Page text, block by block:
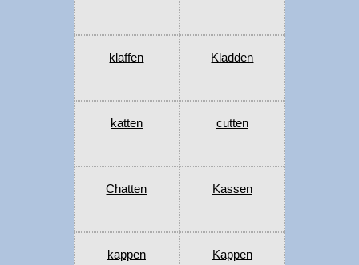
klaffen Kladden
katten cutten
Chatten Kassen
kappen Kappen